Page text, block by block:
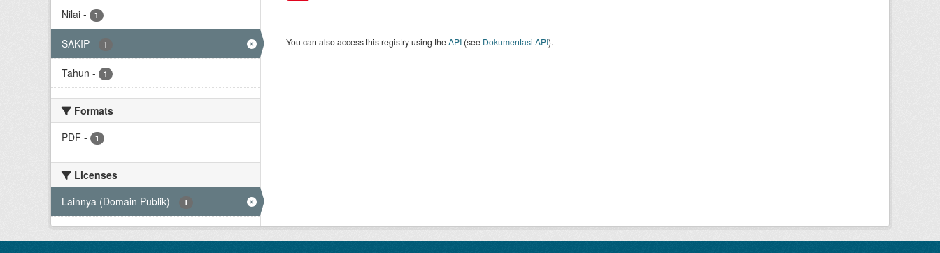
Nilai - 1
SAKIP - 1
Tahun - 1
Formats
PDF - 1
Licenses
Lainnya (Domain Publik) - 1
You can also access this registry using theAPI(see Dokumentasi API).